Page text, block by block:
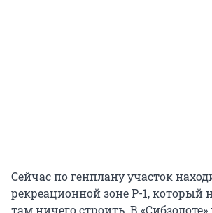
Сейчас по генплану участок
рекреационной зоне Р-1, который
там ничего строить. В